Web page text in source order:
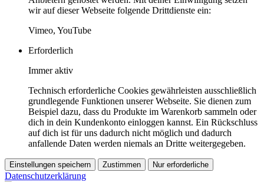
wir auf dieser Webseite folgende Drittdienste ein:
Vimeo, YouTube
Erforderlich
Immer aktiv
Technisch erforderliche Cookies gewährleisten ausschließlich
grundlegende Funktionen unserer Webseite. Sie dienen zum
Beispiel dazu, dass du Produkte im Warenkorb sammeln oder
dich in dein Kundenkonto einloggen kannst. Ein Rückschluss
auf dich ist für uns dadurch nicht möglich und dadurch
anfallende Daten werden niemals an Dritte weitergegeben.
Einstellungen speichern Zustimmen Nur erforderliche
Datenschutzerklärung